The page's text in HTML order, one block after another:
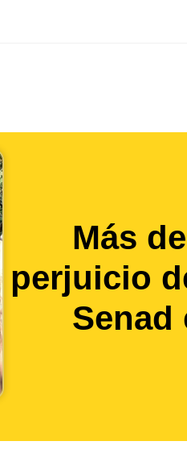
Más
perjuicio
Senad